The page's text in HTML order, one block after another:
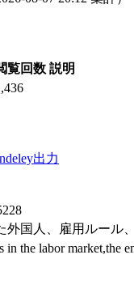
覧回数 説明
出力
外国人、雇用ルー
in the labor market,the